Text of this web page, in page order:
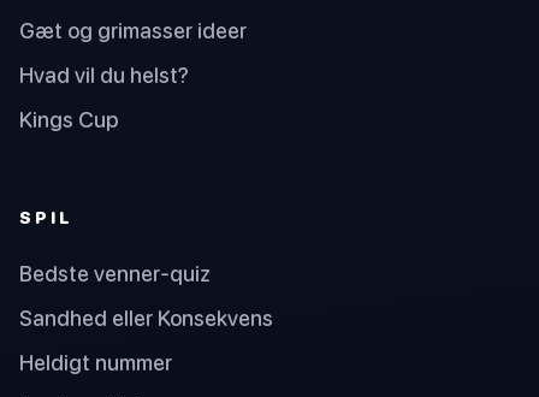
Gæt og grimasser ideer
Hvad vil du helst?
Kings Cup
SPIL
Bedste venner-quiz
Sandhed eller Konsekvens
Heldigt nummer